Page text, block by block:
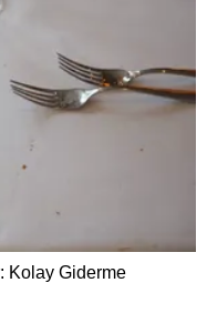
Kolay Giderme